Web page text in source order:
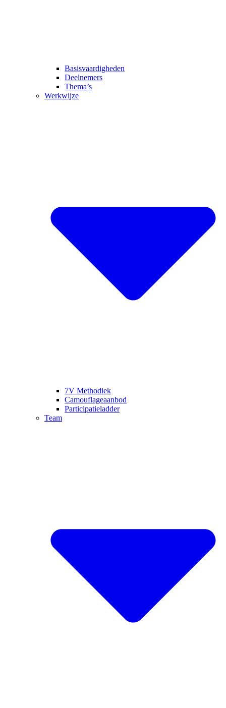
Basisvaardigheden
Deelnemers
Thema’s
Werkwijze
7V Methodiek
Camouflageaanbod
Participatieladder
Team